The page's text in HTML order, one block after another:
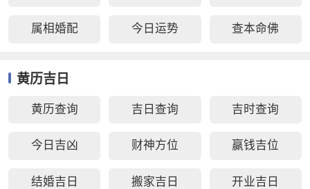
属相婚配 今日运势 查本命佛
黄历吉日
黄历查询 吉日查询 吉时查询
今日吉凶 财神方位 赢钱吉位
结婚吉日 搬家吉日 开业吉日